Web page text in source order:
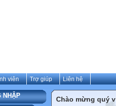
viên Trợ giúp Liên hệ
NHẬP Chào mừng quý